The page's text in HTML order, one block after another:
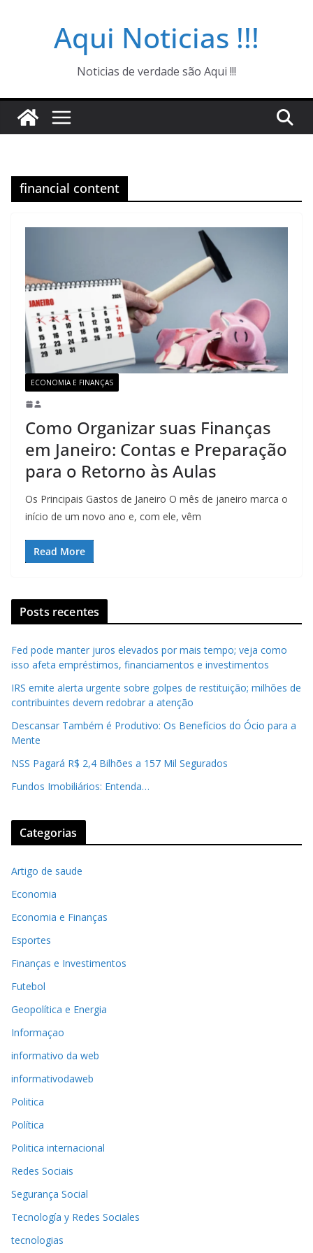
Aqui Noticias !!!
Noticias de verdade são Aqui !!!
financial content
ECONOMIA E FINANÇAS
Como Organizar suas Finanças
em Janeiro: Contas e Preparação
para o Retorno às Aulas
Os Principais Gastos de Janeiro O mês de janeiro marca o
início de um novo ano e, com ele, vêm
Read More
Posts recentes
Fed pode manter juros elevados por mais tempo; veja como
isso afeta empréstimos, financiamentos e investimentos
IRS emite alerta urgente sobre golpes de restituição; milhões de
contribuintes devem redobrar a atenção
Descansar Também é Produtivo: Os Benefícios do Ócio para a
Mente
NSS Pagará R$ 2,4 Bilhões a 157 Mil Segurados
Fundos Imobiliários: Entenda…
Categorias
Artigo de saude
Economia
Economia e Finanças
Esportes
Finanças e Investimentos
Futebol
Geopolítica e Energia
Informaçao
informativo da web
informativodaweb
Politica
Política
Politica internacional
Redes Sociais
Segurança Social
Tecnología y Redes Sociales
tecnologias